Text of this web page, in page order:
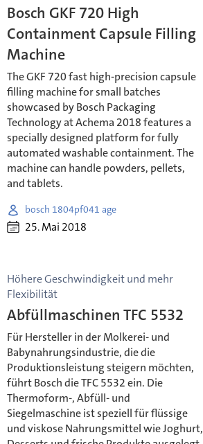
Bosch GKF 720 High
Containment Capsule Filling
Machine
The GKF 720 fast high-precision capsule
filling machine for small batches
showcased by Bosch Packaging
Technology at Achema 2018 features a
specially designed platform for fully
automated washable containment. The
machine can handle powders, pellets,
and tablets.
bosch 1804pf041 age
25. Mai 2018
Höhere Geschwindigkeit und mehr
Flexibilität
Abfüllmaschinen TFC 5532
Für Hersteller in der Molkerei- und
Babynahrungsindustrie, die die
Produktionsleistung steigern möchten,
führt Bosch die TFC 5532 ein. Die
Thermoform-, Abfüll- und
Siegelmaschine ist speziell für flüssige
und viskose Nahrungsmittel wie Joghurt,